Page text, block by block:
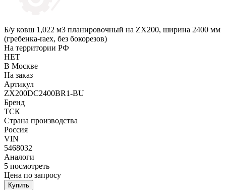
Б/у ковш 1,022 м3 планировочный на ZX200, ширина 2400 мм
(гребенка-raex, без бокорезов)
На территории РФ
НЕТ
В Москве
На заказ
Артикул
ZX200DC2400BR1-BU
Бренд
ТСК
Страна производства
Россия
VIN
5468032
Аналоги
5 посмотреть
Цена по запросу
Купить